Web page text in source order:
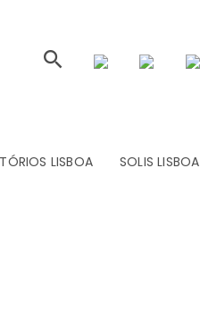
LISBOA SOLIS LISBOA